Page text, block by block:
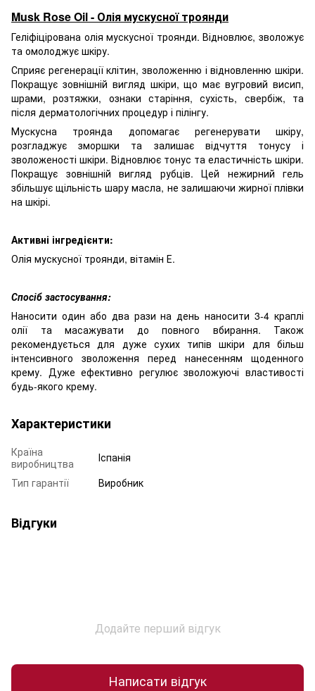
Musk Rose Oil - Олія мускусної троянди
Геліфіцірована олія мускусної троянди. Відновлює, зволожує
та омолоджує шкіру.
Сприяє регенерації клітин, зволоженню і відновленню шкіри.
Покращує зовнішній вигляд шкіри, що має вугровий висип,
шрами, розтяжки, ознаки старіння, сухість, свербіж, та
після дерматологічних процедур і пілінгу.
Мускусна троянда допомагає регенерувати шкіру,
розгладжує зморшки та залишає відчуття тонусу і
зволоженості шкіри. Відновлює тонус та еластичність шкіри.
Покращує зовнішній вигляд рубців. Цей нежирний гель
збільшує щільність шару масла, не залишаючи жирної плівки
на шкірі.
Активні інгредієнти:
Олія мускусної троянди, вітамін Е.
Спосіб застосування:
Наносити один або два рази на день наносити 3-4 краплі
олії та масажувати до повного вбирання. Також
рекомендується для дуже сухих типів шкіри для більш
інтенсивного зволоження перед нанесенням щоденного
крему. Дуже ефективно регулює зволожуючі властивості
будь-якого крему.
Характеристики
Країна
виробництва
Іспанія
Тип гарантії
Виробник
Відгуки
Додайте перший відгук
Написати відгук